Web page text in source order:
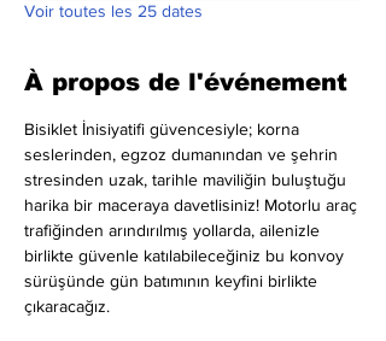
Voir toutes les 25 dates
À propos de l'événement
Bisiklet İnisiyatifi güvencesiyle; korna
seslerinden, egzoz dumanından ve şehrin
stresinden uzak, tarihle maviliğin buluştuğu
harika bir maceraya davetlisiniz! Motorlu araç
trafiğinden arındırılmış yollarda, ailenizle
birlikte güvenle katılabileceğiniz bu konvoy
sürüşünde gün batımının keyfini birlikte
çıkaracağız.